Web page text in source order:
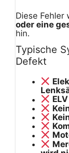
Diese Fehler
oder eine
hin.
Typische
Defekt